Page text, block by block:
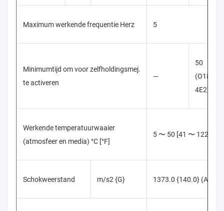
Maximum werkende frequentie Herz 5
Minimumtijd om voor zelfholdingsmej.
te activeren
—
50
(O180-
4E2)
Werkende temperatuurwaaier
(atmosfeer en media) °C [°F]
5 〜 50 [41 〜 122]
Schokweerstand m/s2 {G} 1373.0 {140.0}